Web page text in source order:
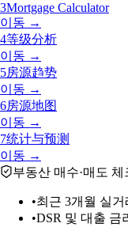
3Mortgage Calculator
이동 →
4等级分析
이동 →
5房源趋势
이동 →
6房源地图
이동 →
7统计与预测
이동 →
부동산 매수·매도 체
•최근 3개월 실
•DSR 및 대출 금